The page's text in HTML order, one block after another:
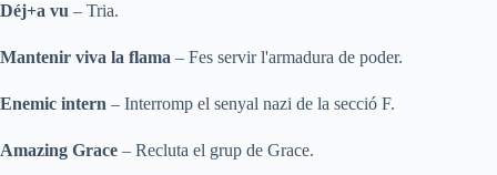
Déj+a vu – Tria.
Mantenir viva la flama – Fes servir l'armadura de poder.
Enemic intern – Interromp el senyal nazi de la secció F.
Amazing Grace – Recluta el grup de Grace.